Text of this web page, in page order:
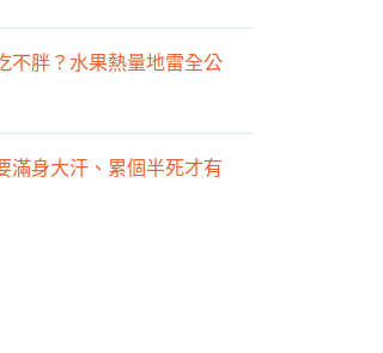
不胖？水果熱量地雷全公
滿身大汗、累個半死才有